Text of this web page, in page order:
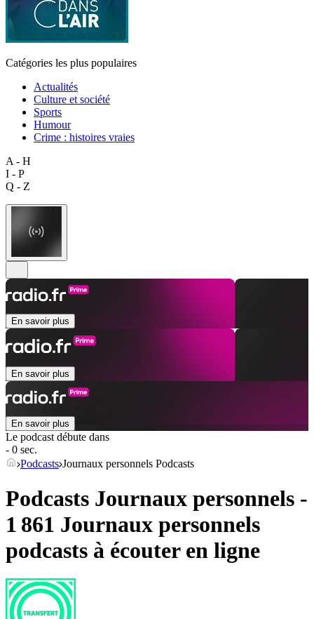
Catégories les plus populaires
Actualités
Culture et société
Sports
Humour
Crime : histoires vraies
A - H
I - P
Q - Z
En savoir plus
En savoir plus
En savoir plus
Le podcast débute dans
- 0 sec.
Podcasts Journaux personnels Podcasts
Podcasts Journaux personnels -
1 861 Journaux personnels
podcasts à écouter en ligne